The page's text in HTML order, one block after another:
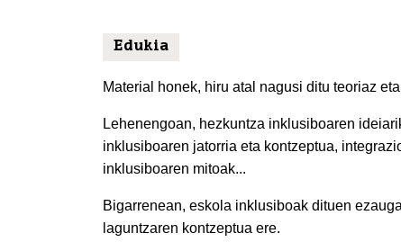
Edukia
Material honek, hiru atal nagusi ditu teoriaz
Lehenengoan, hezkuntza inklusiboaren
inklusiboaren jatorria eta kontzeptua,
inklusiboaren mitoak...
Bigarrenean, eskola inklusiboak dituen
laguntzaren kontzeptua ere.